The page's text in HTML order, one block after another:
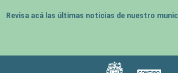
Revisa acá las últimas noticias de nuestro